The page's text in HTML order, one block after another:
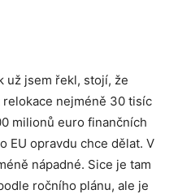
už jsem řekl, stojí, že
nejméně 30 tisíc
milionů euro finančních
EU opravdu chce dělat. V
nápadné. Sice je tam
ročního plánu, ale je